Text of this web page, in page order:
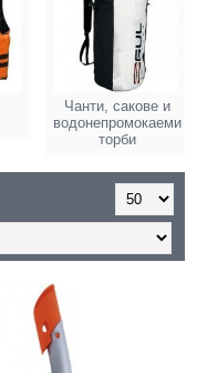
Чанти, сакове и
водонепромокаеми
торби